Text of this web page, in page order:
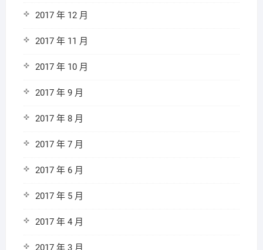
2017 年 12 月
2017 年 11 月
2017 年 10 月
2017 年 9 月
2017 年 8 月
2017 年 7 月
2017 年 6 月
2017 年 5 月
2017 年 4 月
2017 年 3 月